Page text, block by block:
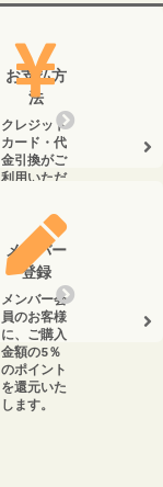
お支払方
法
クレジット
カード・代
金引換がご
利用いただ
メンバー
登録
メンバー会
員のお客様
に、ご購入
金額の5％
のポイント
を還元いた
します。